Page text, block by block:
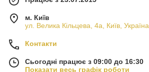
м. Київ
ул. Велика Кільцева, 4а, Київ, Україна
Контакти
Сьогодні працює з 09:00 до 16:30
Показати весь графік роботи